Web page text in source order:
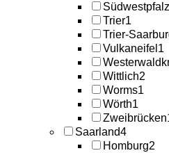
Südwestpfalz
Trier1
Trier-
Vulkaneifel 1
Wittlich2
Worms1
Wörth1
Zweibrücken
Saarland4
Homburg2